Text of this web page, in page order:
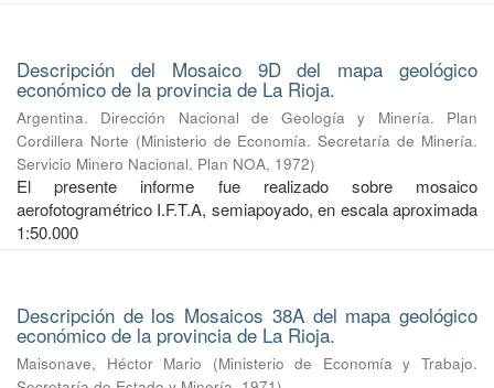
Descripción del Mosaico 9D del mapa geológico
económico de la provincia de La Rioja.
Argentina. Dirección Nacional de Geología y Minería. Plan
Cordillera Norte (Ministerio de Economía. Secretaría de Minería.
Servicio Minero Nacional. Plan NOA, 1972)
El presente informe fue realizado sobre mosaico
aerofotogramétrico I.F.T.A, semiapoyado, en escala aproximada
1:50.000
Descripción de los Mosaicos 38A del mapa geológico
económico de la provincia de La Rioja.
Maisonave, Héctor Mario (Ministerio de Economía y Trabajo.